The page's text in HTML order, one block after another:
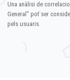
Una anàlisi de
General" pot ser
pels usuaris.